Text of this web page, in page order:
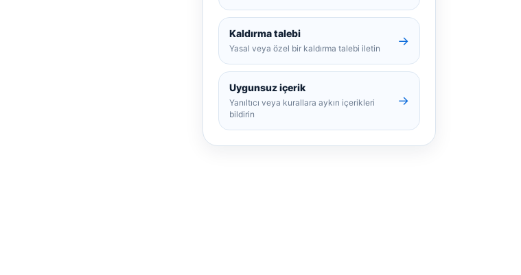
Kaldırma talebi
Yasal veya özel bir kaldırma talebi iletin
→
Uygunsuz içerik
Yanıltıcı veya kurallara aykırı içerikleri
bildirin
→